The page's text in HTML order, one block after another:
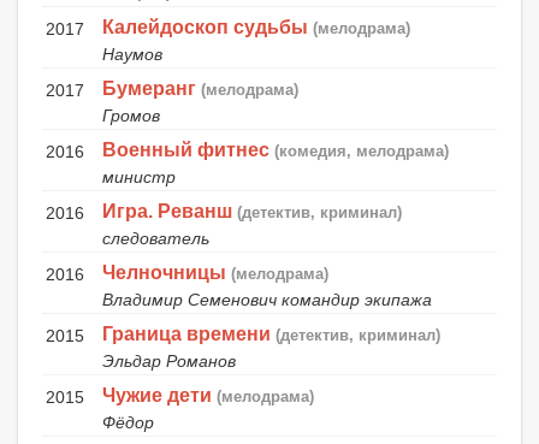
2017 Калейдоскоп судьбы (мелодрама)
Наумов
2017
Бумеранг (мелодрама)
Громов
2016
Военный фитнес (комедия, мелодрама)
министр
2016
Игра. Реванш (детектив, криминал)
следователь
2016
Челночницы (мелодрама)
Владимир Семенович командир экипажа
2015
Граница времени (детектив, криминал)
Эльдар Романов
2015
Чужие дети (мелодрама)
Фёдор